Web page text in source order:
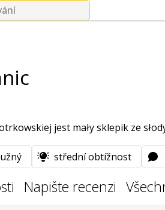
jest mały sklepik ze
střední obtížnost
Napište recenzi